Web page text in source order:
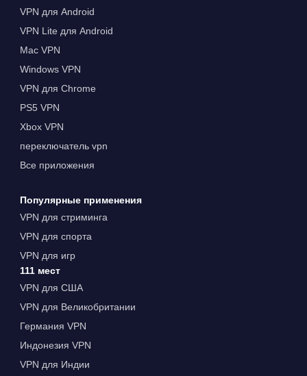
VPN для Android
VPN Lite для Android
Mac VPN
Windows VPN
VPN для Chrome
PS5 VPN
Xbox VPN
переключатель vpn
Все приложения
Популярные применения
VPN для стриминга
VPN для спорта
VPN для игр
111 мест
VPN для США
VPN для Великобритании
Германия VPN
Индонезия VPN
VPN для Индии